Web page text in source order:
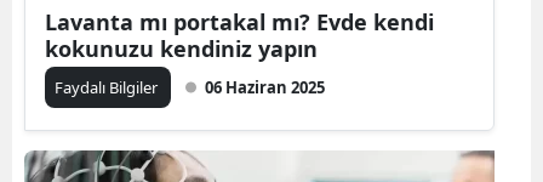
Lavanta mı portakal mı? Evde kendi
kokunuzu kendiniz yapın
Faydalı Bilgiler 06 Haziran 2025